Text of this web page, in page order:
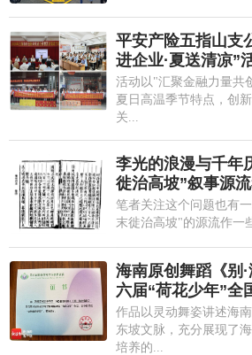
平安产险五指山支
进企业·夏送清凉”
活动以"汇聚金融力量共
夏日高温季节特点，创
关...
李光的浪漫与千
徙治高坡”叙事源
笔者关注这个问题也有
末徙治高坡"的源流作一
海南原创舞蹈《别
六届“荷花少年”全
作品以灵动舞姿讲述海
东坡文脉，充分展现了
培养的...